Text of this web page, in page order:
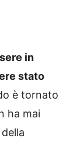
in
stato
è tornato
ha mai